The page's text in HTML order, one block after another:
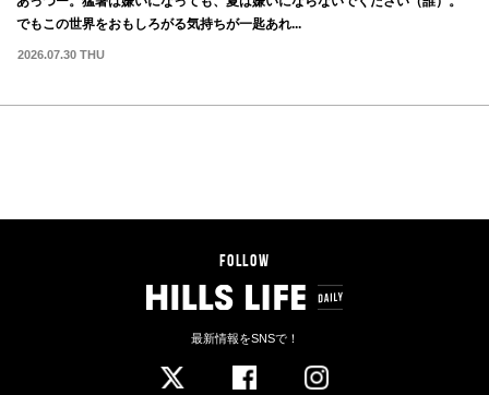
でもこの世界をおもしろがる気持ちが一匙あれ...
2026.07.30 THU
THE FUTURE OF CARS
自動運転の未来は、２つの方向からやって来る!?